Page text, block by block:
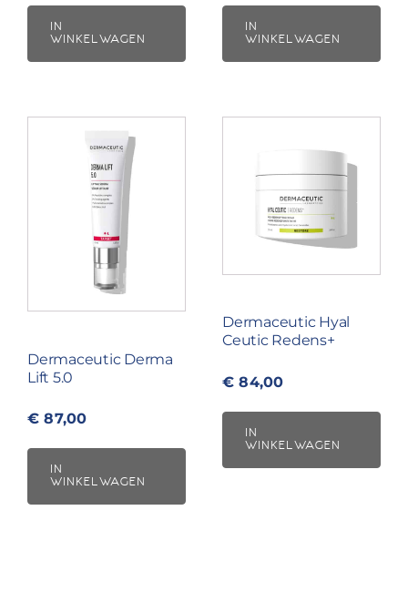
IN
WINKELWAGEN
IN
WINKELWAGEN
Dermaceutic Derma
Lift 5.0
€ 87,00
IN
WINKELWAGEN
Dermaceutic Hyal
Ceutic Redens+
€ 84,00
IN
WINKELWAGEN